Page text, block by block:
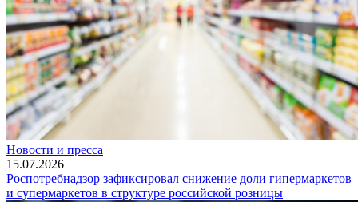
Новости и пресса
15.07.2026
Роспотребнадзор зафиксировал снижение доли гипермаркетов
и супермаркетов в структуре российской розницы